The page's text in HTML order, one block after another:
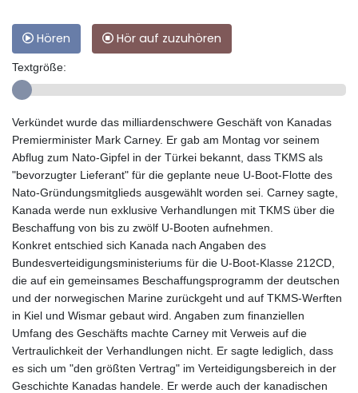
Hören Hör auf zuzuhören
Textgröße:
Verkündet wurde das milliardenschwere Geschäft von Kanadas
Premierminister Mark Carney. Er gab am Montag vor seinem
Abflug zum Nato-Gipfel in der Türkei bekannt, dass TKMS als
"bevorzugter Lieferant" für die geplante neue U-Boot-Flotte des
Nato-Gründungsmitglieds ausgewählt worden sei. Carney sagte,
Kanada werde nun exklusive Verhandlungen mit TKMS über die
Beschaffung von bis zu zwölf U-Booten aufnehmen.
Konkret entschied sich Kanada nach Angaben des
Bundesverteidigungsministeriums für die U-Boot-Klasse 212CD,
die auf ein gemeinsames Beschaffungsprogramm der deutschen
und der norwegischen Marine zurückgeht und auf TKMS-Werften
in Kiel und Wismar gebaut wird. Angaben zum finanziellen
Umfang des Geschäfts machte Carney mit Verweis auf die
Vertraulichkeit der Verhandlungen nicht. Er sagte lediglich, dass
es sich um "den größten Vertrag" im Verteidigungsbereich in der
Geschichte Kanadas handele. Er werde auch der kanadischen